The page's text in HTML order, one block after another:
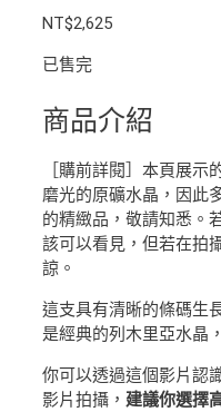
NT$2,625
已售完
商品介紹
［購前詳閱］本頁展
磨光的原礦水晶，因此
的精緻品，敬請知悉。
該可以看見，但若在拍
諒。
這支具有清晰的條碼生
是經典的列木里亞水晶
你可以透過這個影片認
影片拍攝， 建議你選擇